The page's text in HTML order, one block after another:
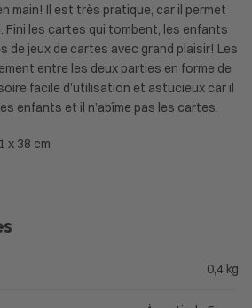
main! Il est très pratique, car il permet
Fini les cartes qui tombent, les enfants
de jeux de cartes avec grand plaisir! Les
entre les deux parties en forme de
facile d’utilisation et astucieux car il
enfants et il n’abîme pas les cartes.
x 38 cm
0,4 kg